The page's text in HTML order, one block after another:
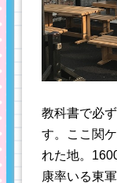
教科書で必
す。ここ関
れた地。
康率いる東